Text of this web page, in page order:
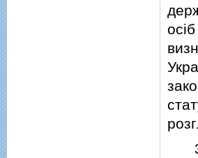
3.